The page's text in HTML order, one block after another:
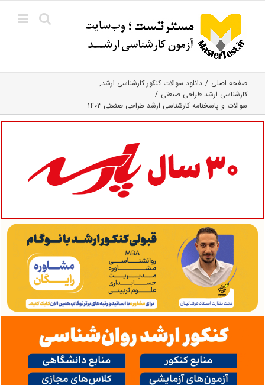
content
صفحه اصلی
دانلود سوالات کنکور کارشناسی ارشد
کارشناسی ارشد طراحی صنعتی
سوالات و پاسخنامه کارشناسی ارشد طراحی صنعتی ۱۴۰۳